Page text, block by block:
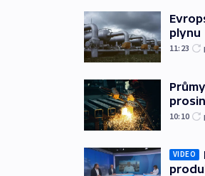
plynu
11:23
10:10
VIDEO